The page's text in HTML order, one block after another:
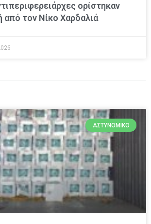
ορίστηκαν
από τον Νίκο Χαρδαλιά
ΑΣΤΥΝΟΜΙΚΌ